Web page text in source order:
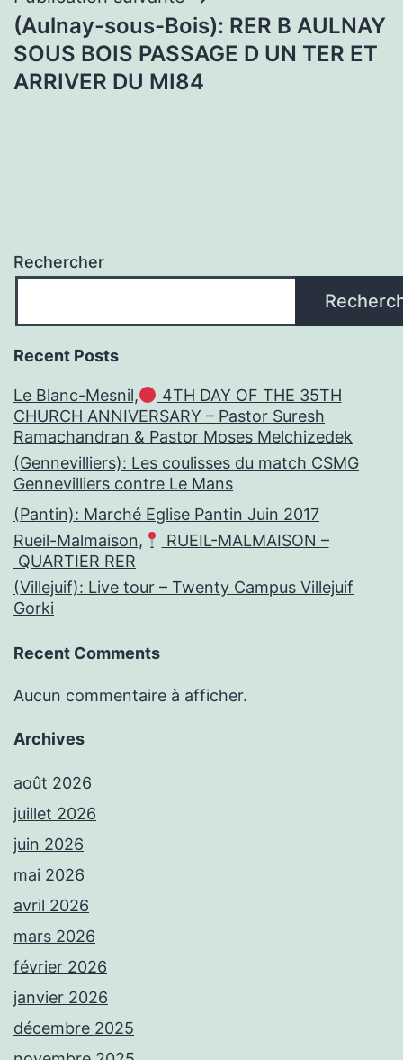
(Aulnay-sous-Bois): RER B AULNAY
SOUS BOIS PASSAGE D UN TER ET
ARRIVER DU MI84
Rechercher
Recent Posts
Le Blanc-Mesnil,
4TH DAY OF THE 35TH
CHURCH ANNIVERSARY – Pastor Suresh
Ramachandran & Pastor Moses Melchizedek
(Gennevilliers): Les coulisses du match CSMG
Gennevilliers contre Le Mans
(Pantin): Marché Eglise Pantin Juin 2017
Rueil-Malmaison,
RUEIL-MALMAISON –
QUARTIER RER
(Villejuif): Live tour – Twenty Campus Villejuif
Gorki
Recent Comments
Aucun commentaire à afficher.
Archives
août 2026
juillet 2026
juin 2026
mai 2026
avril 2026
mars 2026
février 2026
janvier 2026
décembre 2025